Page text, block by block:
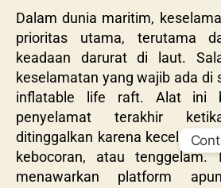
Dalam dunia maritim,
prioritas utama, terutama
keadaan darurat di laut.
keselamatan yang wajib ada di
inflatable life raft. Alat ini
penyelamat terakhir
ditinggalkan karena
kebocoran, atau
menawarkan platform